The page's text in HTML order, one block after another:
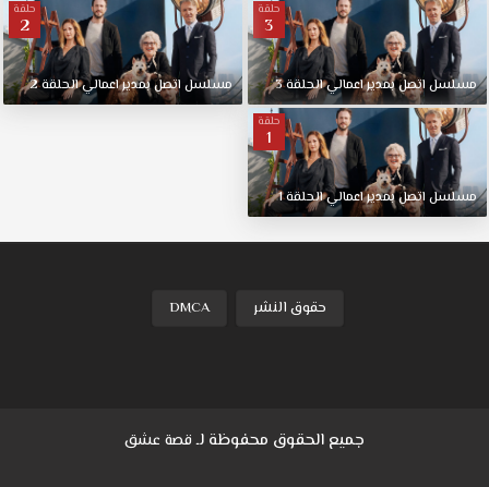
حلقة
3
مسلسل اتصلبمديراعماليالحلقة3
حلقة
2
مسلسل اتصلبمديراعماليالحلقة2
حلقة
1
مسلسل اتصلبمديراعماليالحلقة1
حقوق النشر DMCA
جميع الحقوق محفوظة لـقصة عشق